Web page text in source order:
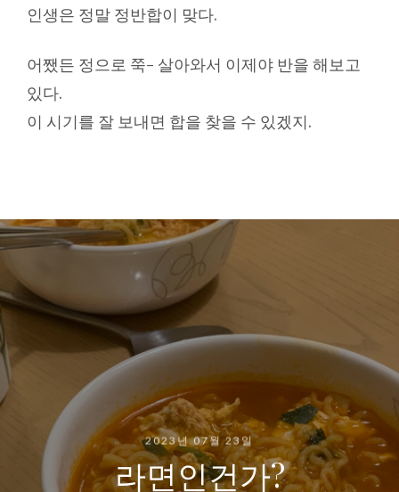
인생은 정말 정반합이 맞다.
어쨌든 정으로 쭉- 살아와서 이제야 반을 해보고
있다.
이 시기를 잘 보내면 합을 찾을 수 있겠지.
2023년 07월 23일
라면인건가?